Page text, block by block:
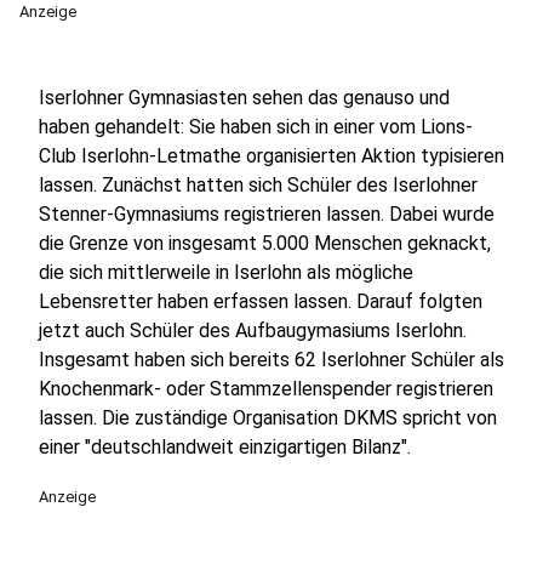
Anzeige
Iserlohner Gymnasiasten sehen das genauso und
haben gehandelt: Sie haben sich in einer vom Lions-
Club Iserlohn-Letmathe organisierten Aktion typisieren
lassen. Zunächst hatten sich Schüler des Iserlohner
Stenner-Gymnasiums registrieren lassen. Dabei wurde
die Grenze von insgesamt 5.000 Menschen geknackt,
die sich mittlerweile in Iserlohn als mögliche
Lebensretter haben erfassen lassen. Darauf folgten
jetzt auch Schüler des Aufbaugymasiums Iserlohn.
Insgesamt haben sich bereits 62 Iserlohner Schüler als
Knochenmark- oder Stammzellenspender registrieren
lassen. Die zuständige Organisation DKMS spricht von
einer "deutschlandweit einzigartigen Bilanz".
Anzeige